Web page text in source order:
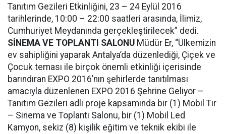
Tanıtım Gezileri Etkinliğini, 23 – 24 Eylül 2016
tarihlerinde, 10:00 – 22:00 saatleri arasında, İlimiz,
Cumhuriyet Meydanında gerçekleştirilecek” dedi.
SİNEMA VE TOPLANTI SALONU Müdür Er, “Ülkemizin
ev sahipliğini yaparak Antalya’da düzenlediği, Çiçek ve
Çocuk teması ile birçok önemli etkinliği içerisinde
barındıran EXPO 2016’nın şehirlerde tanıtılması
amacıyla düzenlenen EXPO 2016 Şehrine Geliyor –
Tanıtım Gezileri adlı proje kapsamında bir (1) Mobil Tır
– Sinema ve Toplantı Salonu, bir (1) Mobil Led
Kamyon, sekiz (8) kişilik eğitim ve teknik ekibi ile